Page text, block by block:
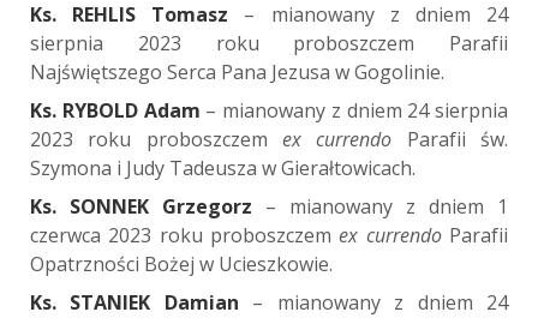
Ks. REHLIS Tomasz – mianowany z dniem 24
sierpnia 2023 roku proboszczem Parafii
Najświętszego Serca Pana Jezusa w Gogolinie.
Ks. RYBOLD Adam – mianowany z dniem 24 sierpnia
2023 roku proboszczem ex currendo Parafii św.
Szymona i Judy Tadeusza w Gierałtowicach.
Ks. SONNEK Grzegorz – mianowany z dniem 1
czerwca 2023 roku proboszczemex currendoParafii
Opatrzności Bożej w Ucieszkowie.
Ks. STANIEK Damian – mianowany z dniem 24